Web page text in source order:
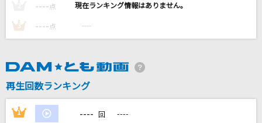
M!LK
Eve
歌ひとすじに
西川ひとみ
---- 点 ----
3 ---- 点 ----
再生回数ランキング
1 ---- 回 ----